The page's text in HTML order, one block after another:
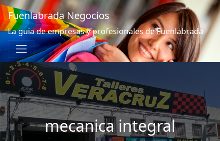
Fuenlabrada Negocios
La guia de empresas y profesionales de Fuenlabrada
mecanica integral